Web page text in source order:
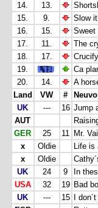
14.
13.
15.
9.
Slow
16.
15.
Sweet
17.
11.
The
18.
17.
19.
Ca
20.
14.
A
Land
VW #
UK
--- 16 Jump
AUT
GER
25 11 Mr.
x
Oldie
Life is
x
Oldie
UK
24 9
In
USA
32 19 Bad
UK
--- 15
I